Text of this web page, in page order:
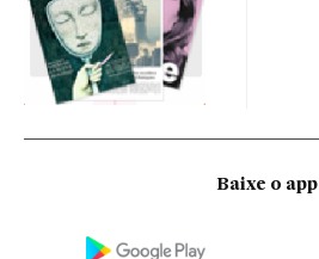
Baixe o app